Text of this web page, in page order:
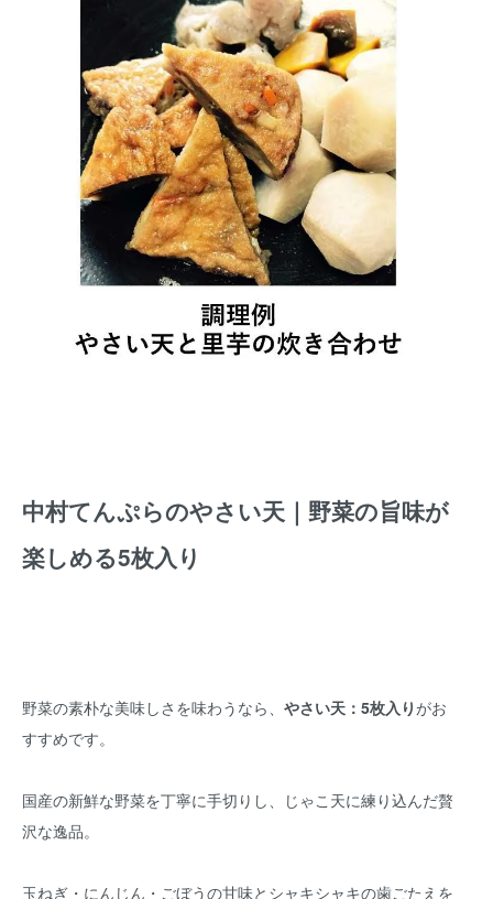
中村てんぷらのやさい天｜野菜の旨味が
楽しめる5枚入り
野菜の素朴な美味しさを味わうなら、 やさい天：5枚入りがお
すすめです。
国産の新鮮な野菜を丁寧に手切りし、じゃこ天に練り込んだ贅
沢な逸品。
玉ねぎ・にんじん・ごぼうの甘味とシャキシャキの歯ごたえを